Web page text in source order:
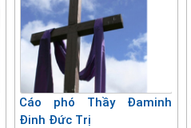
Cáo phó Thầy Đaminh
Đinh Đức Trị